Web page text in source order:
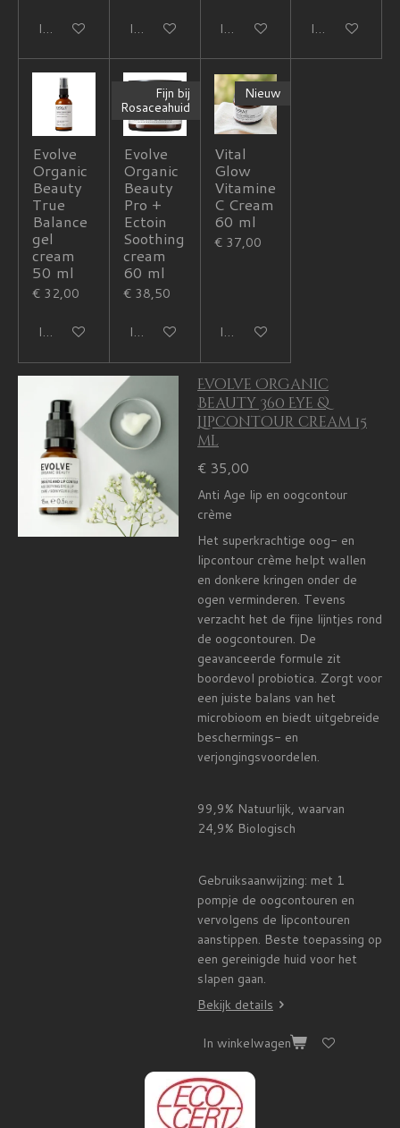
In winkelwagen In winkelwagen In winkelwagen In winkelwagen
Evolve
Organic
Beauty
True
Balance
gel
cream
50 ml
€ 32,00
In winkelwagen
Fijn bij
Rosaceahuid
Evolve
Organic
Beauty
Pro +
Ectoin
Soothing
cream
60 ml
€ 38,50
In winkelwagen
Nieuw
Vital
Glow
Vitamine
C Cream
60 ml
€ 37,00
In winkelwagen
Evolve Organic
Beauty 360 Eye &
Lipcontour cream 15
ml
€ 35,00
Anti Age lip en oogcontour
crème
Het superkrachtige oog- en
lipcontour crème helpt wallen
en donkere kringen onder de
ogen verminderen. Tevens
verzacht het de fijne lijntjes rond
de oogcontouren. De
geavanceerde formule zit
boordevol probiotica. Zorgt voor
een juiste balans van het
microbioom en biedt uitgebreide
beschermings- en
verjongingsvoordelen.
99,9% Natuurlijk, waarvan
24,9% Biologisch
Gebruiksaanwijzing: met 1
pompje de oogcontouren en
vervolgens de lipcontouren
aanstippen. Beste toepassing op
een gereinigde huid voor het
slapen gaan.
Bekijk details
In winkelwagen